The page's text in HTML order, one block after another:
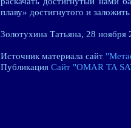
плаву» достигнутого и
Золотухина Татьяна, 28 ноября
Источник материала сайт
Публикация Сайт "OMAR TA